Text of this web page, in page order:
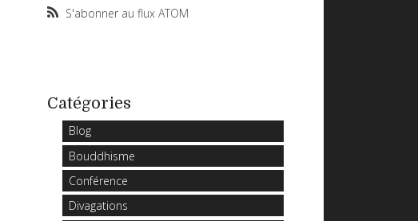
S'abonner au flux ATOM
Catégories
Blog
Bouddhisme
Conférence
Divagations